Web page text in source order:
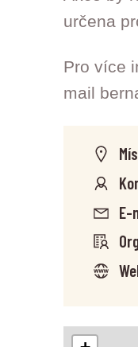
určena
Pro více
mail
E-